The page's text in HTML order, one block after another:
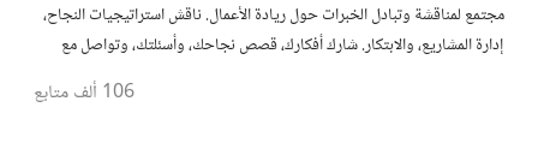
مجتمع لمناقشة وتبادل الخبرات حول ريادة الأعمال. ناقش استراتيجيات النجاح،
إدارة المشاريع، والابتكار. شارك أفكارك، قصص نجاحك، وأسئلتك، وتواصل مع
106 ألف متابع